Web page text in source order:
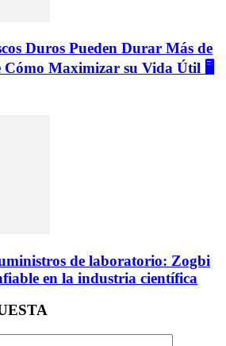
Duros Pueden Durar Más de
Cómo Maximizar su Vida Útil 🖥️
de laboratorio: Zogbi
en la industria científica